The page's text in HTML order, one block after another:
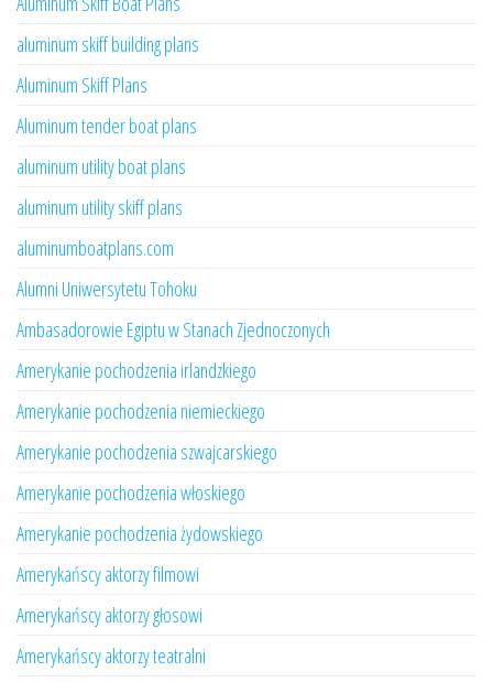
aluminum skiff building plans
Aluminum Skiff Plans
Aluminum tender boat plans
aluminum utility boat plans
aluminum utility skiff plans
aluminumboatplans.com
Alumni Uniwersytetu Tohoku
Ambasadorowie Egiptu w Stanach Zjednoczonych
Amerykanie pochodzenia irlandzkiego
Amerykanie pochodzenia niemieckiego
Amerykanie pochodzenia szwajcarskiego
Amerykanie pochodzenia włoskiego
Amerykanie pochodzenia żydowskiego
Amerykańscy aktorzy filmowi
Amerykańscy aktorzy głosowi
Amerykańscy aktorzy teatralni